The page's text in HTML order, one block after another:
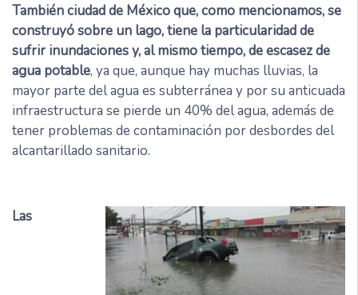
También ciudad de México que, como mencionamos, se
construyó sobre un lago, tiene la particularidad de
sufrir inundaciones y, al mismo tiempo, de escasez de
agua potable, ya que, aunque hay muchas lluvias, la
mayor parte del agua es subterránea y por su anticuada
infraestructura se pierde un 40% del agua, además de
tener problemas de contaminación por desbordes del
alcantarillado sanitario.
Las